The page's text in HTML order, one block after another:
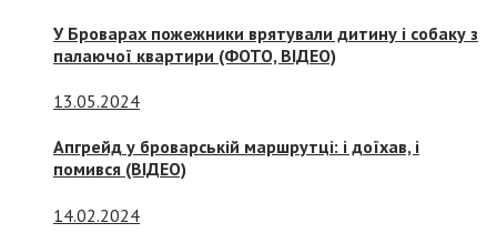
У Броварах пожежники врятували дитину і собаку з
палаючої квартири (ФОТО, ВІДЕО)
13.05.2024
Апгрейд у броварській маршрутці: і доїхав, і
помився (ВІДЕО)
14.02.2024